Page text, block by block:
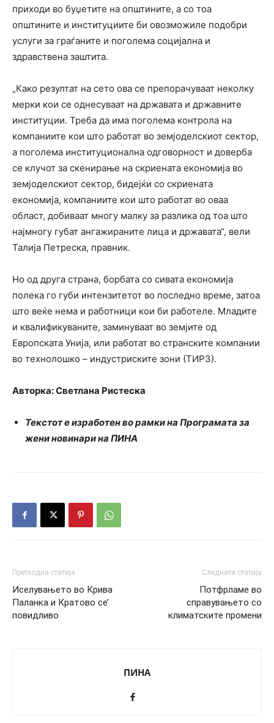
приходи во буџетите на општините, а со тоа
општините и институциите би овозможиле подобри
услуги за граѓаните и поголема социјална и
здравствена заштита.
„Како резултат на сето ова се препорачуваат неколку
мерки кои се однесуваат на државата и државните
институции. Треба да има поголема контрола на
компаниите кои што работат во земјоделскиот сектор,
а поголема институционална одговорност и доверба
се клучот за скенирање на скриената економија во
земјоделскиот сектор, бидејќи со скриената
економија, компаниите кои што работат во оваа
област, добиваат многу малку за разлика од тоа што
најмногу губат ангажираните лица и државата“, вели
Талија Петреска, правник.
Но од друга страна, борбата со сивата економија
полека го губи интензитетот во последно време, затоа
што веќе нема и работници кои би работеле. Младите
и квалификуваните, заминуваат во земјите од
Европската Унија, или работат во странските компании
во технолошко – индустриските зони (ТИРЗ).
Авторка: Светлана Ристеска
Текстот е изработен во рамки на Програмата за
жени новинари на ПИНА
Претходна статија
Иселувањето во Крива
Паланка и Кратово се’
повидливо
Следната статија
Потфрламе во
справувањето со
климатските промени
ПИНА